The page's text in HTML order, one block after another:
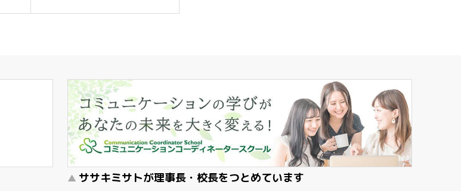
ササキミサトが理事長・校長をつとめています